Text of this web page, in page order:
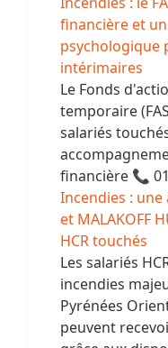
financière et
psychologique
intérimaires
Le Fonds
temporaire
salariés
financière 📞
Incendies : une
et MALAKOFF
HCR touchés
Les salariés
incendies
Pyrénées
peuvent